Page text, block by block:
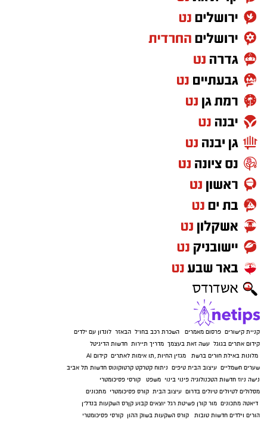
קניית קישורים פרסום מאמרים השכרת רכב בחו"ל הבאזר לונדון עם ילדים
קידום אתרים בגוגל עשה זאת בעצמך מדריך תיירות חדשות הדיגיטל
מלונות באילת חורים ברשת מגזין החיות ,תו אימות לאתרים קידום AI
שערים חשמליים עיצוב הבית טיפים ניתוח קטרקט קרטוקונוס חדשות תל אביב
נישה ניוז חדשות הטכנולוגיה פינוי בינוי משפט
קורסי פסיכומטרי
מסלולים לטיולים טיולים בדרום עיצוב הבית קורס פסיכומטרי מתכונים
דיאטה מתכונים מור קורן פשיטת רגל יוצאים קבוע קןרס השקעות בנדל"ן
הורים וילדים חדשות טובות קורס השקעות בשוק ההון קורסי פסיכומטרי